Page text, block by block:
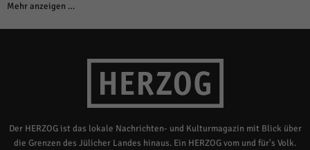
Mehr anzeigen …
Der HERZOG ist das lokale Nachrichten- und Kulturmagazin mit Blick über
die Grenzen des Jülicher Landes hinaus. Ein HERZOG vom und für's Volk.